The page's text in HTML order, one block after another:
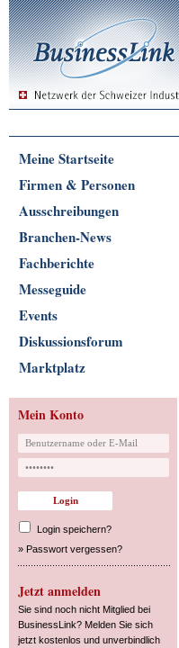
Meine Startseite
Firmen & Personen
Ausschreibungen
Branchen-News
Fachberichte
Messeguide
Events
Diskussionsforum
Marktplatz
Mein Konto
Login speichern?
» Passwort vergessen?
Jetzt anmelden
Sie sind noch nicht Mitglied bei
BusinessLink? Melden Sie sich
jetzt kostenlos und unverbindlich